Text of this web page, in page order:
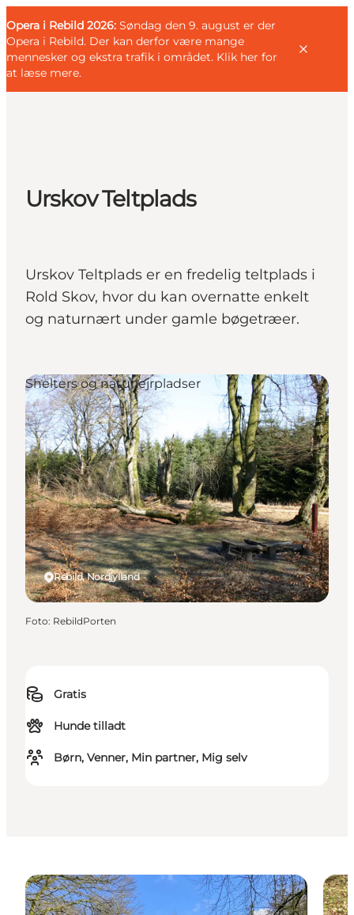
Opera i Rebild 2026: Søndag den 9. august er der
Opera i Rebild. Der kan derfor være mange
mennesker og ekstra trafik i området. Klik her for
at læse mere.
Parret
KORT OG FOLDERE
PLANLÆG DIN TUR
GæstDeutsch
Urskov Teltplads
Urskov Teltplads er en fredelig teltplads i
Rold Skov, hvor du kan overnatte enkelt
og naturnært under gamle bøgetræer.
Gratis
Hunde tilladt
Børn, Venner, Min partner, Mig selv
Rebild, Nordjylland
Shelters og naturlejrpladser
Foto: RebildPorten